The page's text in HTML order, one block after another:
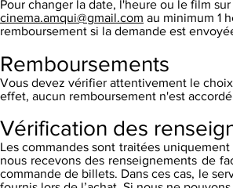
Pour changer la date, l'heure ou le film
cinema.amqui@gmail.com au minimum 1
remboursement si la demande est
Remboursements
Vous devez vérifier attentivement le
effet, aucun remboursement n'est
Vérification des
Les commandes sont traitées
nous recevons des renseignements de
commande de billets. Dans ces cas, le